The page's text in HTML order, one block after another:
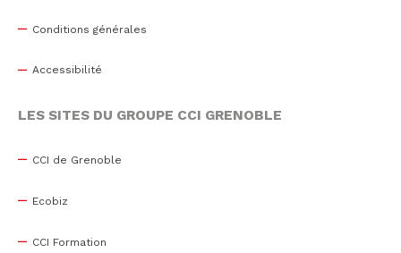
Conditions générales
Accessibilité
LES SITES DU GROUPE CCI GRENOBLE
CCI de Grenoble
Ecobiz
CCI Formation